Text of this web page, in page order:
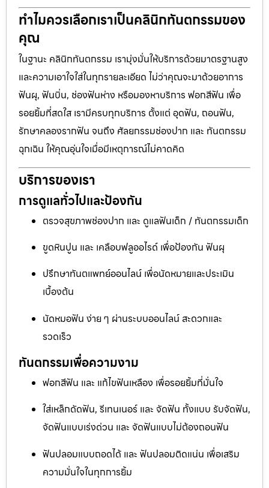
ทำไมควรเลือกเราเป็นคลินิกทันตกรรมของ
คุณ
ในฐานะ คลินิกทันตกรรม เรามุ่งมั่นให้บริการด้วยมาตรฐานสูง
และความเอาใจใส่ในทุกรายละเอียด ไม่ว่าคุณจะมาด้วยอาการ
ฟันผุ, ฟันบิ่น, ช่องฟันห่าง หรือมองหาบริการ ฟอกสีฟัน เพื่อ
รอยยิ้มที่สดใส เรามีครบทุกบริการ ตั้งแต่ อุดฟัน, ถอนฟัน,
รักษาคลองรากฟัน จนถึง ศัลยกรรมช่องปาก และ ทันตกรรม
ฉุกเฉิน ให้คุณอุ่นใจเมื่อมีเหตุการณ์ไม่คาดคิด
บริการของเรา
การดูแลทั่วไปและป้องกัน
ตรวจสุขภาพช่องปาก และ ดูแลฟันเด็ก / ทันตกรรมเด็ก
ขูดหินปูน และ เคลือบฟลูออไรด์ เพื่อป้องกัน ฟันผุ
ปรึกษาทันตแพทย์ออนไลน์ เพื่อนัดหมายและประเมิน
เบื้องต้น
นัดหมอฟัน ง่าย ๆ ผ่านระบบออนไลน์ สะดวกและ
รวดเร็ว
ทันตกรรมเพื่อความงาม
ฟอกสีฟัน และ แก้ไขฟันเหลือง เพื่อรอยยิ้มที่มั่นใจ
ใส่เหล็กดัดฟัน, รีเทนเนอร์ และ จัดฟัน ทั้งแบบ รับจัดฟัน,
จัดฟันแบบเร่งด่วน และ จัดฟันแบบไม่ต้องถอนฟัน
ฟันปลอมแบบถอดได้ และ ฟันปลอมติดแน่น เพื่อเสริม
ความมั่นใจในทุกการยิ้ม